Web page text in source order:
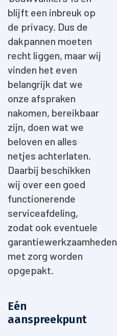
blijft een inbreuk op
de privacy. Dus de
dakpannen moeten
recht liggen, maar wij
vinden het even
belangrijk dat we
onze afspraken
nakomen, bereikbaar
zijn, doen wat we
beloven en alles
netjes achterlaten.
Daarbij beschikken
wij over een goed
functionerende
serviceafdeling,
zodat ook eventuele
garantiewerkzaamheden
met zorg worden
opgepakt.
Eén
aanspreekpunt